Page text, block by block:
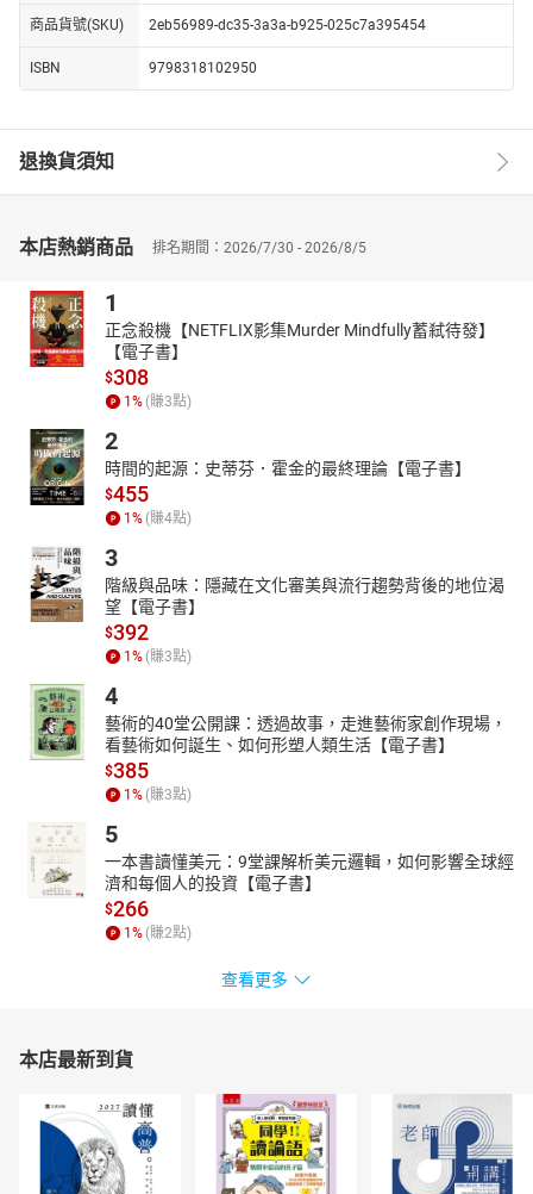
商品貨號(SKU) 2eb56989-dc35-3a3a-b925-025c7a395454
ISBN 9798318102950
退換貨須知
本店熱銷商品 排名期間：2026/7/30 - 2026/8/5
1
正念殺機【NETFLIX影集Murder Mindfully蓄弒待發】
【電子書】
$308
1% (賺3點)
2
時間的起源：史蒂芬．霍金的最終理論【電子書】
$455
1% (賺4點)
3
階級與品味：隱藏在文化審美與流行趨勢背後的地位渴
望【電子書】
$392
1% (賺3點)
4
藝術的40堂公開課：透過故事，走進藝術家創作現場，
看藝術如何誕生、如何形塑人類生活【電子書】
$385
1% (賺3點)
5
一本書讀懂美元：9堂課解析美元邏輯，如何影響全球經
濟和每個人的投資【電子書】
$266
1% (賺2點)
查看更多
本店最新到貨